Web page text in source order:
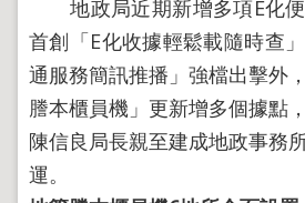
工
程
逕
為
分
割
地政局近期新增多項E化便
首創「E化收據輕鬆載隨時查
通服務簡訊推播」強檔出擊外
謄本櫃員機」更新增多個據點
陳信良局長親至建成地政事務
運。